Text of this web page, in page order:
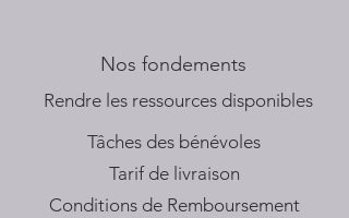
Nos fondements
​Rendre les ressources disponibles
Tâches des bénévoles
Tarif de livraison
Conditions de Remboursement